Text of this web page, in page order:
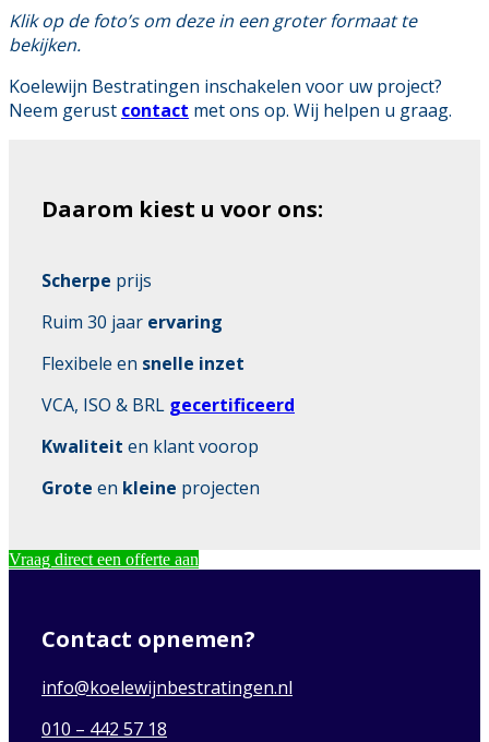
Klik op de foto’s om deze in een groter formaat te
bekijken.
Koelewijn Bestratingen inschakelen voor uw project?
Neem gerust contact met ons op. Wij helpen u graag.
Daarom kiest u voor ons:
Scherpe prijs
Ruim 30 jaar ervaring
Flexibele en snelle inzet
VCA, ISO & BRL gecertificeerd
Kwaliteit en klant voorop
Grote en kleine projecten
Vraag direct een offerte aan
Contact opnemen?
info@koelewijnbestratingen.nl
010 – 442 57 18